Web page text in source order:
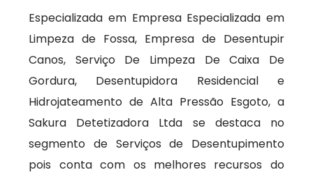
Especializada em Empresa Especializada em
Limpeza de Fossa, Empresa de Desentupir
Canos, Serviço De Limpeza De Caixa De
Gordura, Desentupidora Residencial e
Hidrojateamento de Alta Pressão Esgoto, a
Sakura Detetizadora Ltda se destaca no
segmento de Serviços de Desentupimento
pois conta com os melhores recursos do